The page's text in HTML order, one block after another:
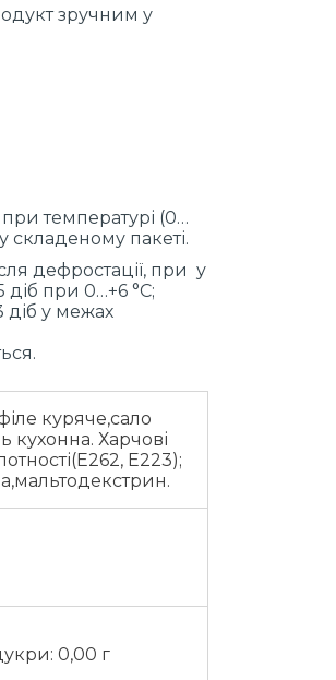
зручним у
температурі (0…
складеному пакеті.
дефростації, при у
при 0…+6 °C;
діб у межах
куряче,сало
кухонна. Харчові
Е223);
0,00 г